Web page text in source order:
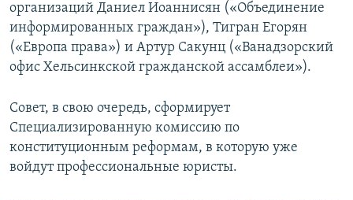
организаций Даниел Иоаннисян («Объединение
информированных граждан»), Тигран Егорян
(«Европа права») и Артур Сакунц («Ванадзорский
офис Хельсинкской гражданской ассамблеи»).
Совет, в свою очередь, сформирует
Специализированную комиссию по
конституционным реформам, в которую уже
войдут профессиональные юристы.